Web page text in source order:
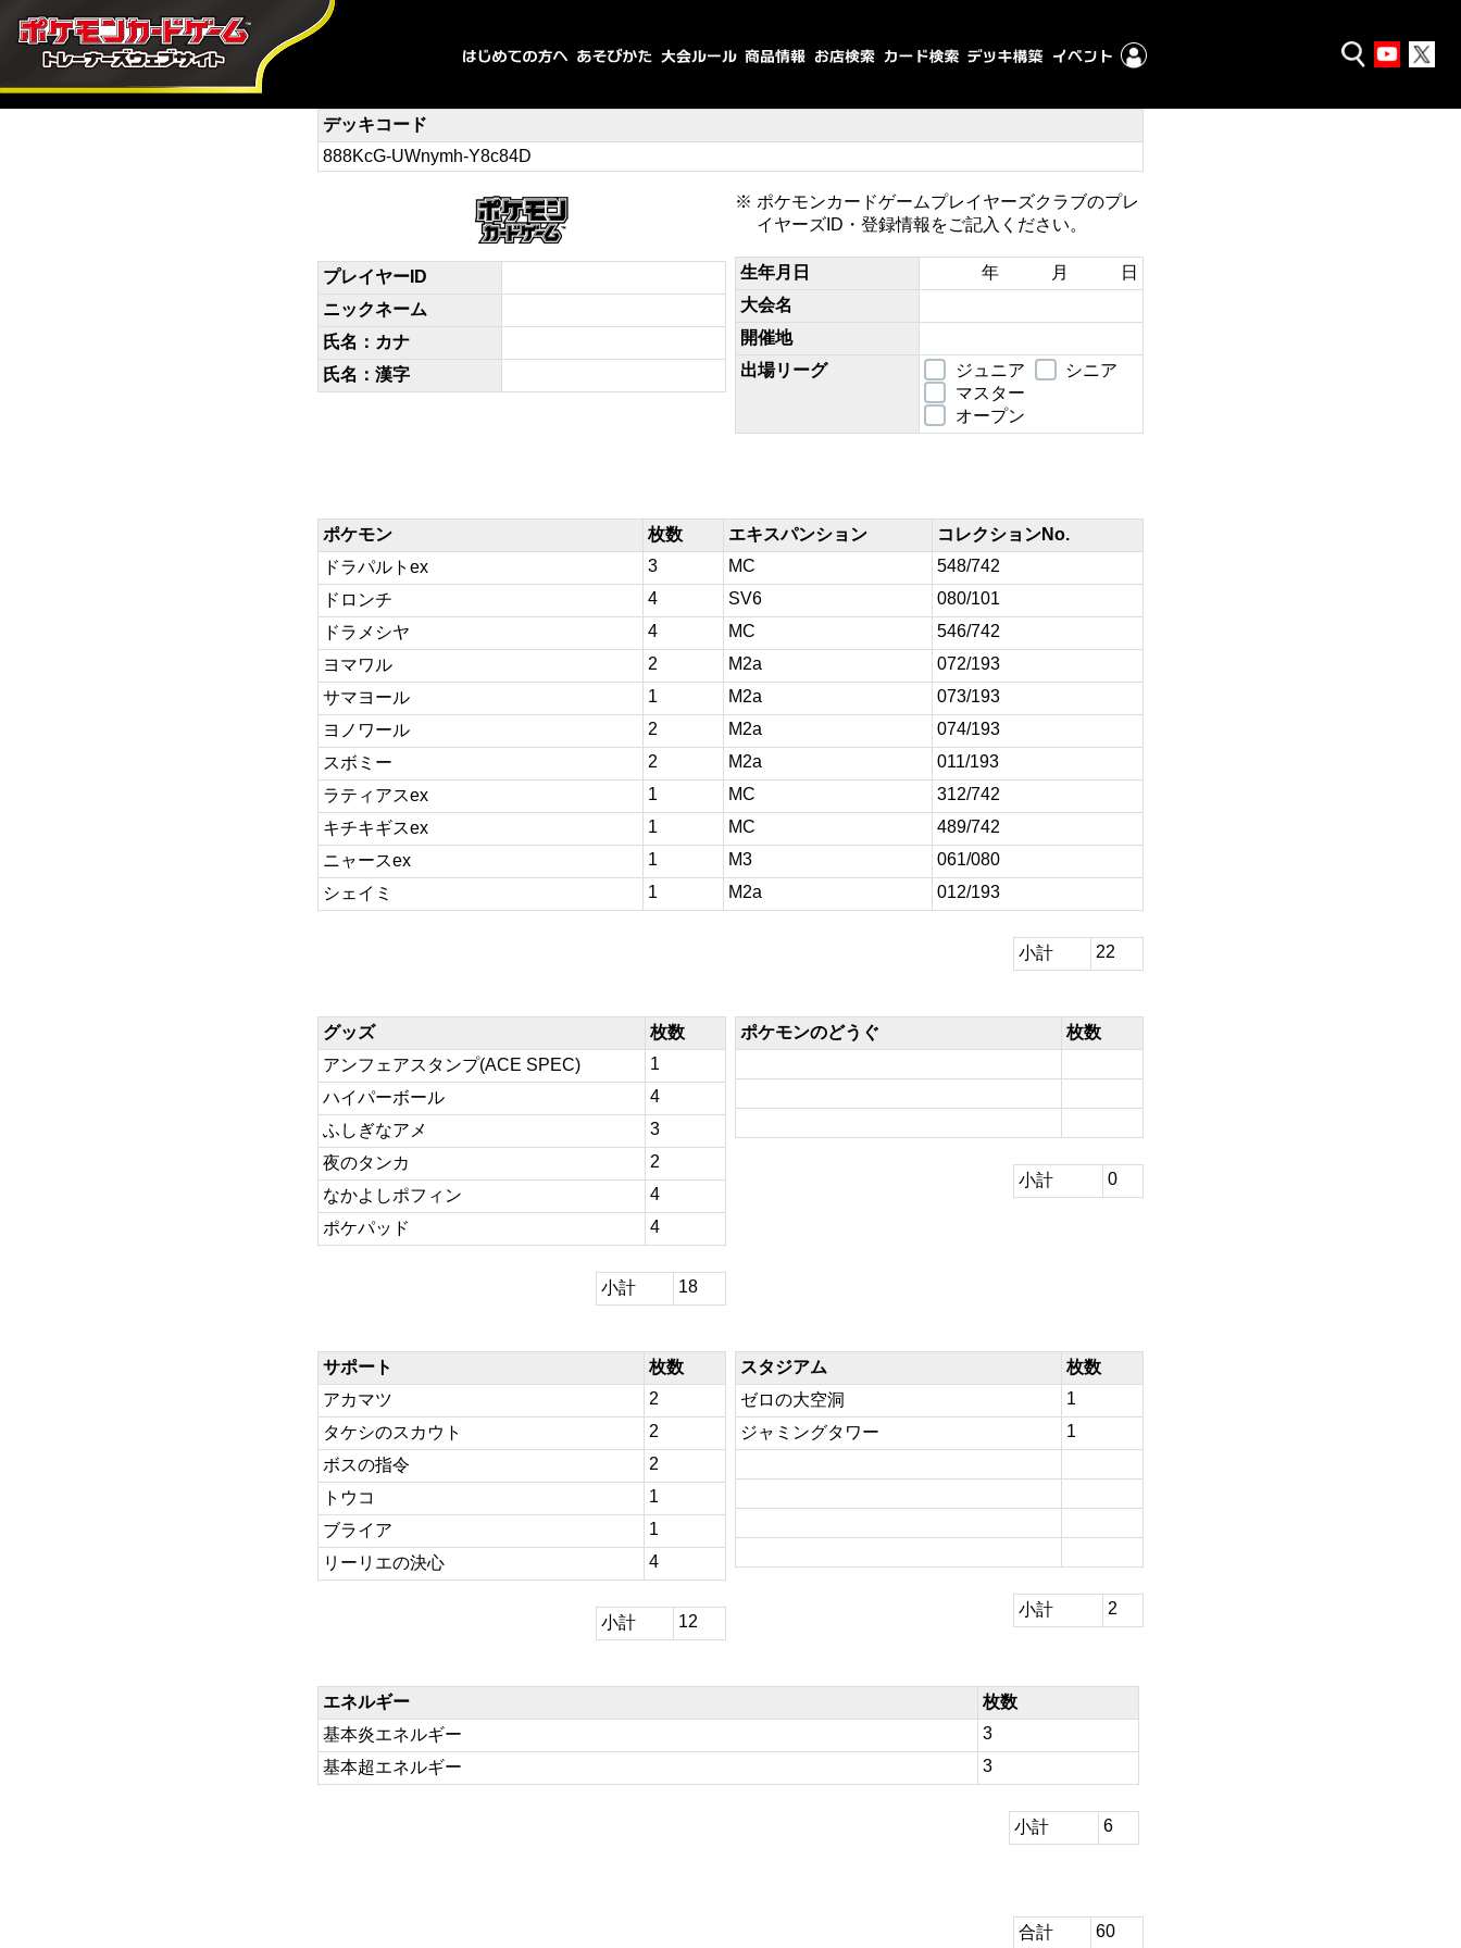
デッキコード
888KcG-UWnymh-Y8c84D
プレイヤーID
ニックネーム
氏名：カナ
氏名：漢字
ポケモンカードゲームプレイヤーズクラブのプレ
イヤーズID・登録情報をご記入ください。
生年月日
年 月 日
大会名
開催地
出場リーグ
ジュニア
シニア
マスター
オープン
ポケモン 枚数 エキスパンション
コレクションNo.
ドラパルトex
3 MC
548/742
ドロンチ
4 SV6
080/101
ドラメシヤ
4 MC
546/742
ヨマワル
2 M2a
072/193
サマヨール
1 M2a
073/193
ヨノワール
2 M2a
074/193
スボミー
2 M2a
011/193
ラティアスex
1 MC
312/742
キチキギスex
1 MC
489/742
ニャースex
1 M3
061/080
シェイミ
1 M2a 012/193
小計 22
グッズ
枚数
アンフェアスタンプ(ACE SPEC)
1
ハイパーボール
4
ふしぎなアメ
3
夜のタンカ
2
なかよしポフィン
4
ポケパッド
4
小計 18
ポケモンのどうぐ 枚数
小計 0
サポート
枚数
アカマツ
2
タケシのスカウト
2
ボスの指令
2
トウコ
1
ブライア
1
リーリエの決心
4
小計 12
スタジアム
枚数
ゼロの大空洞
1
ジャミングタワー
1
小計 2
エネルギー
枚数
基本炎エネルギー
3
基本超エネルギー
3
小計 6
合計 60